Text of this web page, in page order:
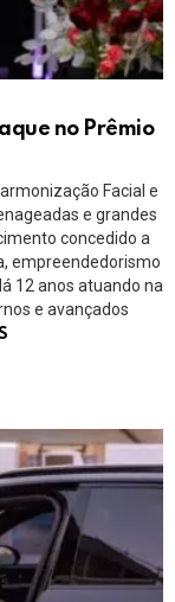
no Prêmio
Facial e
e grandes
concedido a
empreendedorismo
12 anos atuando na
e avançados